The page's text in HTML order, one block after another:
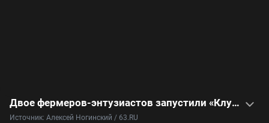
Двое фермеров-энтузиастов запустили «Клубничное сафари»
Источник: Алексей Ногинский / 63.RU